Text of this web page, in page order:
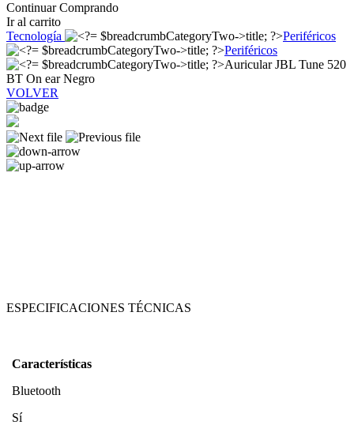
Continuar Comprando
Ir al carrito
Tecnología
Periféricos
Periféricos
Auricular JBL Tune 520
BT On ear Negro
VOLVER
ESPECIFICACIONES TÉCNICAS
Características
Bluetooth
Sí